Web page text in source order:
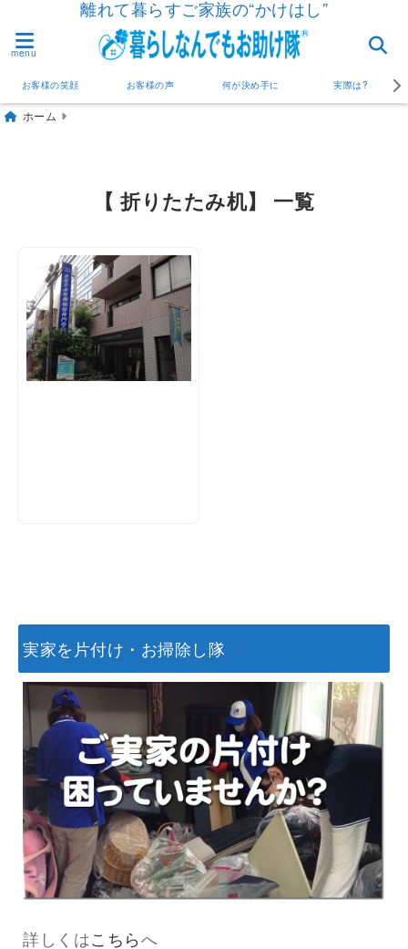
離れて暮らすご家族の“かけはし”
menu
お客様の笑顔 お客様の声 何が決め手に 実際は?
ホーム
【 折りたたみ机】 一覧
実家を片付け・お掃除し隊
詳しくはこちらへ